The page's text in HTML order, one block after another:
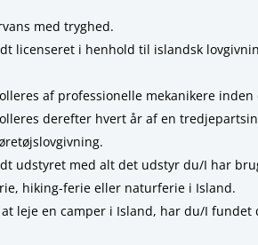
med tryghed.
licenseret i henhold til islandsk
af professionelle mekanikere
derefter hvert år af en
udstyret med alt det udstyr du/I har
hiking-ferie eller naturferie i Island.
leje en camper i Island, har du/I fundet